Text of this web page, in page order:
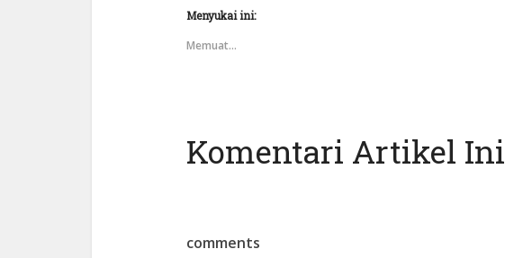
Menyukai ini:
Memuat...
Komentari Artikel Ini
comments